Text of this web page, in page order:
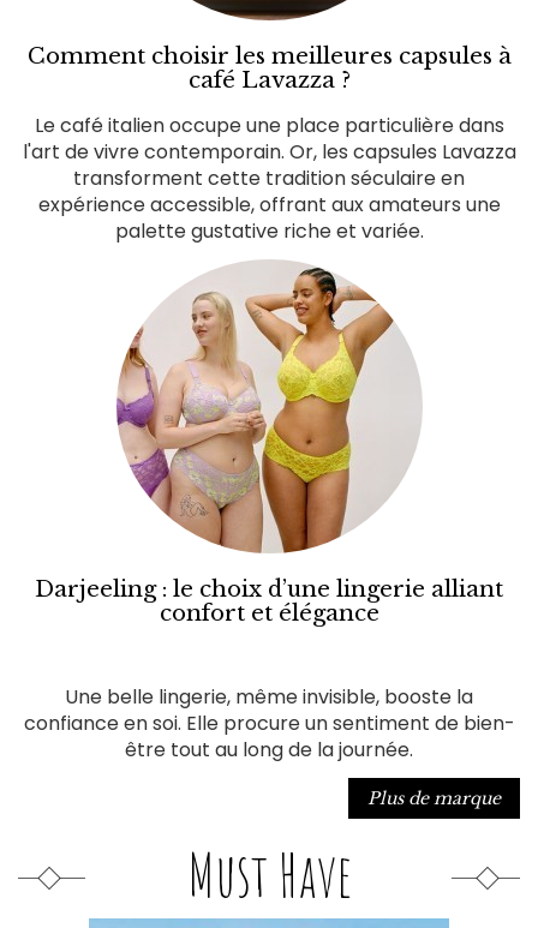
Comment choisir les meilleures capsules à
café Lavazza ?
Le café italien occupe une place particulière dans
l'art de vivre contemporain. Or, les capsules Lavazza
transforment cette tradition séculaire en
expérience accessible, offrant aux amateurs une
palette gustative riche et variée.
Darjeeling : le choix d’une lingerie alliant
confort et élégance
Une belle lingerie, même invisible, booste la
confiance en soi. Elle procure un sentiment de bien-
être tout au long de la journée.
Plus de marque
Must Have